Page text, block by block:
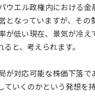
ウエル政権内における
となっていますが、そ
が低い現在、景気が冷
と、考えられます。
が対応可能な株価下落で
いくのかという発想を